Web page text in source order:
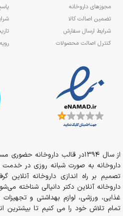
مجوزهای داروخانه
تضمین اصالت کالا
شرایط ارسال سفارش
کنترل اصالت محصولات
تصمیم بر راه اندازی داروخانه آنلاین
داروخانه آنلاین دکتر دانیالی شناخته
غذایی، ورزشی، لوازم بهداشتی و
تمام تلاش خود را می کنیم تا بیشترین